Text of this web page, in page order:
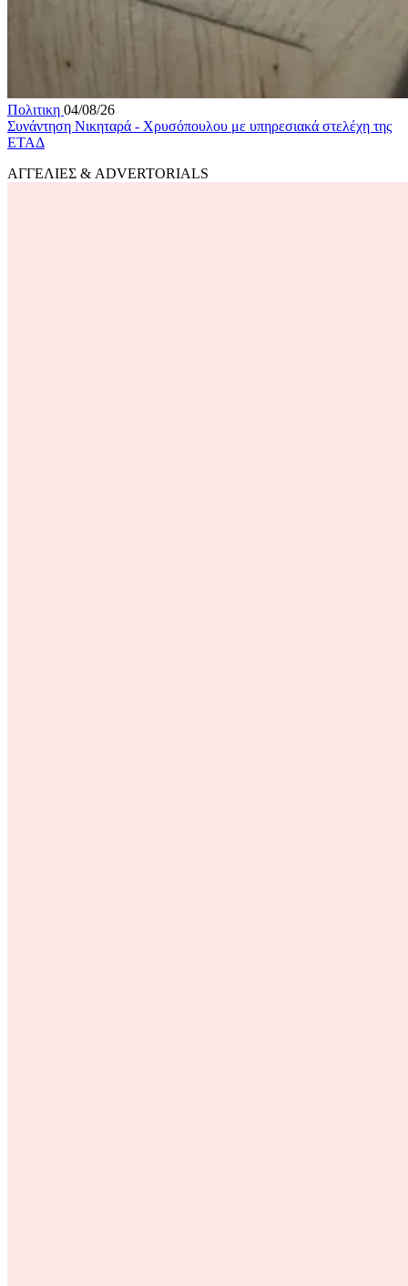
Πολιτικη 04/08/26
Συνάντηση Νικηταρά - Χρυσόπουλου με υπηρεσιακά στελέχη της
ΕΤΑΔ
ΑΓΓΕΛΙΕΣ & ADVERTORIALS